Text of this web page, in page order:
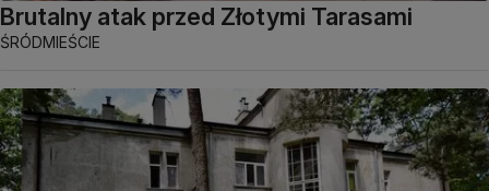
Brutalny atak przed Złotymi Tarasami
ŚRÓDMIEŚCIE